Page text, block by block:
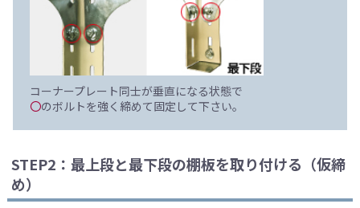
コーナープレート同士が垂直になる状態で
〇のボルトを強く締めて固定して下さい。
STEP2：最上段と最下段の棚板を取り付ける（仮締
め）